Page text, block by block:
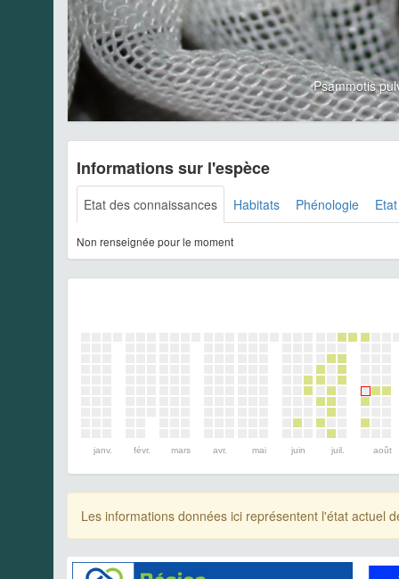
Psammotis
Informations sur l'espèce
Etat des connaissances Habitats Phénologie
Non renseignée pour le moment
janv. févr. mars avr. mai juin juil. août
Les informations données ici représentent l'état actuel